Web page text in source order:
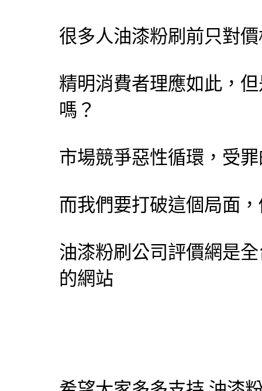
很多人油漆粉刷前只對
精明消費者理應如此，
嗎？
市場競爭惡性循環，受
而我們要打破這個局面
油漆粉刷公司評價網是
的網站